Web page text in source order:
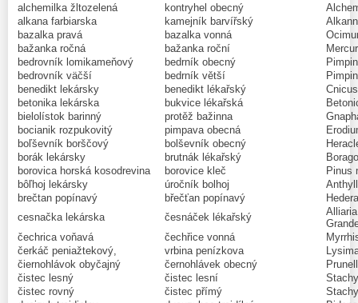
alchemilka žltozelená kontryhel obecný
alkana farbiarska
kamejník barvířský
bazalka pravá
bazalka vonná
bažanka ročná
bažanka roční
bedrovník lomikameňový
bedrník obecný
bedrovník väčší
bedrník větší
benedikt lekársky
benedikt lékařský
betonika lekárska
bukvice lékařská
bielolístok barinný
protěž bažinna
bocianik rozpukovitý
pimpava obecná
boľševník borščový
bolševník obecný
borák lekársky
brutnák lékařský
borovica horská kosodrevina
borovice kleč
Pinus
bôľhoj lekársky
úročník bolhoj
brečtan popínavý
břečťan popínavý
cesnačka lekárska
česnáček lékařský
čechrica voňavá
čechřice vonná
čerkáč peniažtekový,
vrbina penízkova
čiernohlávok obyčajný
černohlávek obecný
čistec lesný
čistec lesní
čistec rovný
čistec přímý